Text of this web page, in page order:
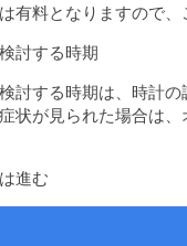
有料となりますので
討する時期
討する時期は、時計
状が見られた場合は
進む